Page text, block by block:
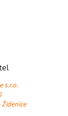
s.r.o.
Židenice